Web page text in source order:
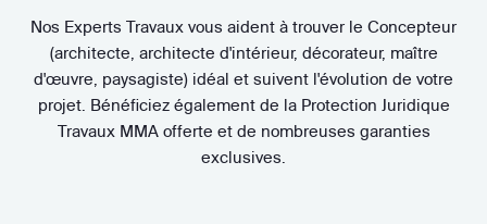
Nos Experts Travaux vous aident à trouver le Concepteur
(architecte, architecte d'intérieur, décorateur, maître
d'œuvre, paysagiste) idéal et suivent l'évolution de votre
projet. Bénéficiez également de la Protection Juridique
Travaux MMA offerte et de nombreuses garanties
exclusives.